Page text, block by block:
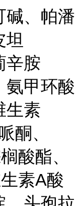
碱、帕潘
坦
辛胺
氨甲环酸
生素
酮、
酸酯、
素A酸